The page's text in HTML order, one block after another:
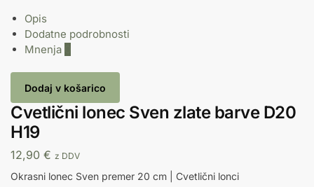
Opis
Dodatne podrobnosti
Mnenja
Dodaj v košarico
Cvetlični lonec Sven zlate barve D20
H19
12,90 € z DDV
Okrasni lonec Sven premer 20 cm | Cvetlični lonci